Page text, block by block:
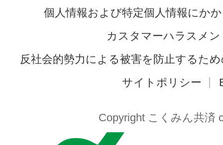
個人情報および特定個人情報にか
カスタマーハラスメ
反社会的勢力による被害を防止するた
サイトポリシー
Copyright こくみん共済